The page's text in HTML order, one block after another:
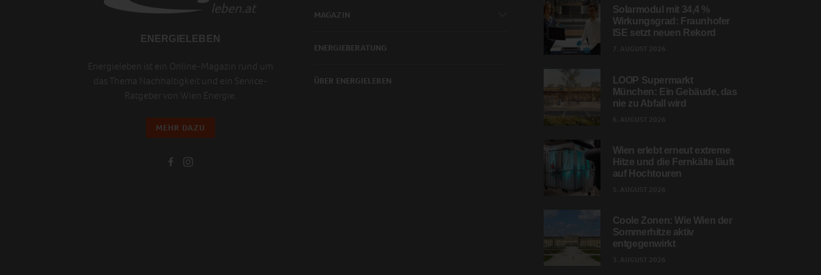
ENERGIELEBEN
Energieleben ist ein Online-Magazin rund um
das Thema Nachhaltigkeit und ein Service-
Ratgeber von Wien Energie.
MEHR DAZU
MAGAZIN
ENERGIEBERATUNG
ÜBER ENERGIELEBEN
Solarmodul mit 34,4 %
Wirkungsgrad: Fraunhofer
ISE setzt neuen Rekord
LOOP Supermarkt
München: Ein Gebäude, das
nie zu Abfall wird
Wien erlebt erneut extreme
Hitze und die Fernkälte läuft
auf Hochtouren
Coole Zonen: Wie Wien der
Sommerhitze aktiv
entgegenwirkt